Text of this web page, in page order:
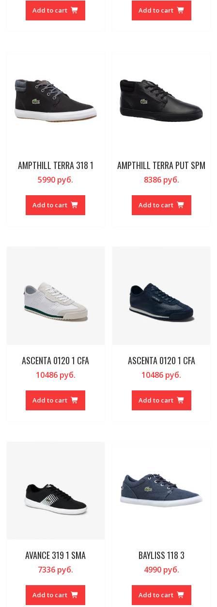
Add to cart Add to cart
AMPTHILL TERRA 318 1
5990 руб.
Add to cart
AMPTHILL TERRA PUT SPM
8386руб.
Add to cart
ASCENTA 0120 1 CFA
10486руб.
Add to cart
ASCENTA 0120 1 CFA
10486 руб.
Add to cart
AVANCE 319 1 SMA
7336 руб.
Add to cart
BAYLISS 118 3
4990руб.
Add to cart